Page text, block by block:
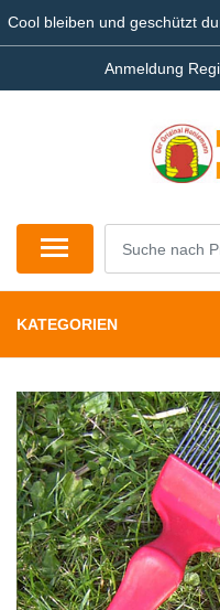
Cool bleiben und geschützt
Anmeldung
KATEGORIEN